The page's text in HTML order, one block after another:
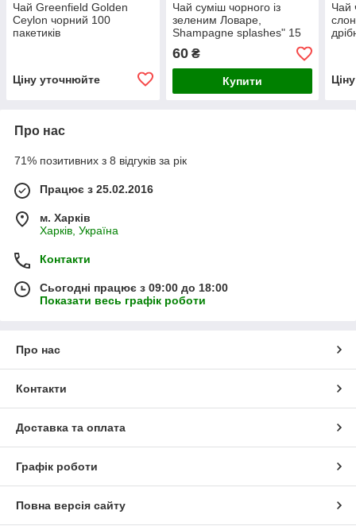
Чай Greenfield Golden
Ceylon чорний 100
пакетиків
Ціну уточнюйте
Чай суміш чорного із
зеленим Ловаре,
Shampagne splashes" 15
пірамід
60₴
Купити
Чай
Про нас
71% позитивних з 8 відгуків за рік
Працює з 25.02.2016
м. Харків
Харків, Україна
Контакти
Сьогодні працює з 09:00 до 18:00
Показати весь графік роботи
Про нас
Контакти
Доставка та оплата
Графік роботи
Повна версія сайту